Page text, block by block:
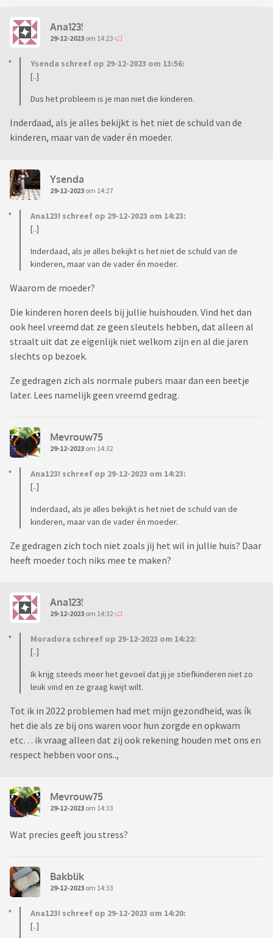
Ana123!
29-12-2023 om 14:23
Ysenda schreef op 29-12-2023 om 13:56:
[..]
Dus het probleem is je man niet die kinderen.
Inderdaad, als je alles bekijkt is het niet de schuld van de
kinderen, maar van de vader én moeder.
Ysenda
29-12-2023 om 14:27
Ana123! schreef op 29-12-2023 om 14:23:
[..]
Inderdaad, als je alles bekijkt is het niet de schuld van de
kinderen, maar van de vader én moeder.
Waarom de moeder?
Die kinderen horen deels bij jullie huishouden. Vind het dan
ook heel vreemd dat ze geen sleutels hebben, dat alleen al
straalt uit dat ze eigenlijk niet welkom zijn en al die jaren
slechts op bezoek.
Ze gedragen zich als normale pubers maar dan een beetje
later. Lees namelijk geen vreemd gedrag.
Mevrouw75
29-12-2023 om 14:32
Ana123! schreef op 29-12-2023 om 14:23:
[..]
Inderdaad, als je alles bekijkt is het niet de schuld van de
kinderen, maar van de vader én moeder.
Ze gedragen zich toch niet zoals jij het wil in jullie huis? Daar
heeft moeder toch niks mee te maken?
Ana123!
29-12-2023 om 14:32
Moradora schreef op 29-12-2023 om 14:22:
[..]
Ik krijg steeds meer het gevoel dat jij je stiefkinderen niet zo
leuk vind en ze graag kwijt wilt.
Tot ik in 2022 problemen had met mijn gezondheid, was ík
het die als ze bij ons waren voor hun zorgde en opkwam
etc… ik vraag alleen dat zij ook rekening houden met ons en
respect hebben voor ons..,
Mevrouw75
29-12-2023 om 14:33
Wat precies geeft jou stress?
Bakblik
29-12-2023 om 14:33
Ana123! schreef op 29-12-2023 om 14:20:
[..]